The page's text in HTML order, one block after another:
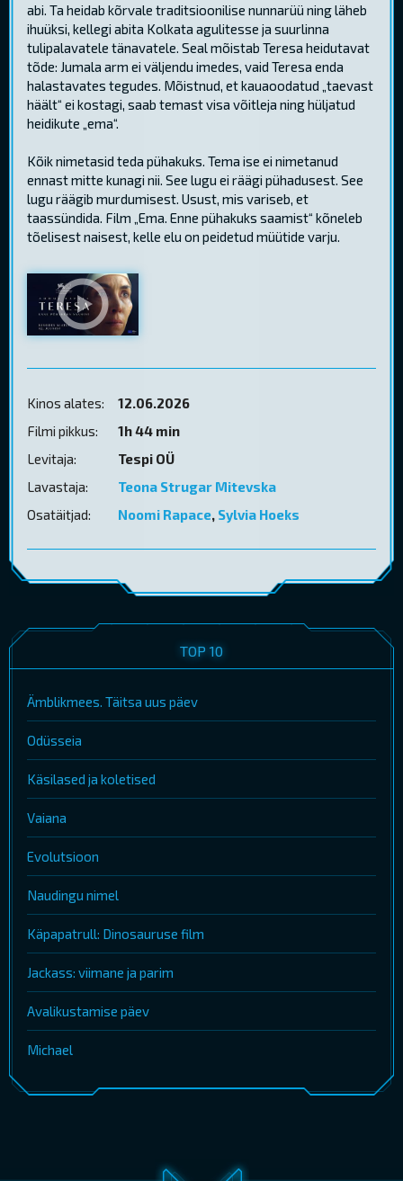
abi. Ta heidab kõrvale traditsioonilise nunnarüü ning läheb
ihuüksi, kellegi abita Kolkata agulitesse ja suurlinna
tulipalavatele tänavatele. Seal mõistab Teresa heidutavat
tõde: Jumala arm ei väljendu imedes, vaid Teresa enda
halastavates tegudes. Mõistnud, et kauaoodatud „taevast
häält“ ei kostagi, saab temast visa võitleja ning hüljatud
heidikute „ema“.
Kõik nimetasid teda pühakuks. Tema ise ei nimetanud
ennast mitte kunagi nii. See lugu ei räägi pühadusest. See
lugu räägib murdumisest. Usust, mis variseb, et
taassündida. Film „Ema. Enne pühakuks saamist“ kõneleb
tõelisest naisest, kelle elu on peidetud müütide varju.
Kinos alates:
12.06.2026
Filmi pikkus:
1h 44 min
Levitaja:
Tespi OÜ
Lavastaja:
Teona Strugar Mitevska
Osatäitjad:
Noomi Rapace, Sylvia Hoeks
TOP 10
Ämblikmees. Täitsa uus päev
Odüsseia
Käsilased ja koletised
Vaiana
Evolutsioon
Naudingu nimel
Käpapatrull: Dinosauruse film
Jackass: viimane ja parim
Avalikustamise päev
Michael